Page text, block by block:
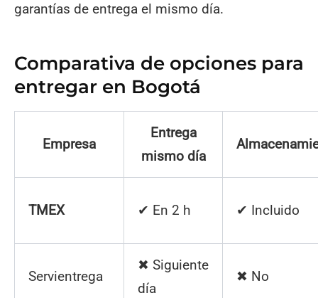
garantías de entrega el mismo día.
Comparativa de opciones para
entregar en Bogotá
Empresa
Entrega
mismo día
TMEX ✔ En 2 h ✔ Incluido
Servientrega
✖ Siguiente
día
✖ No